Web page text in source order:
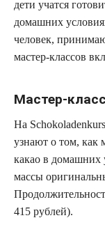
дети учатся
домашних
человек,
мастер-классов
Мастер-
На
узнают о том, как
какао в домашних
массы
415 рублей).